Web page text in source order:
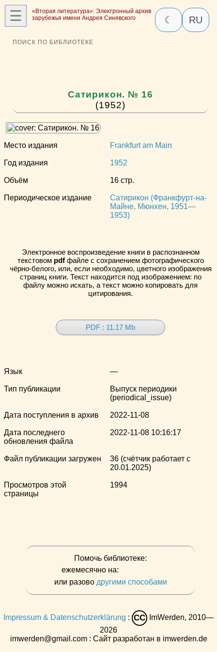
☰
«Вторая литература»: Электронный архив
зарубежья имени Андрея Синявского
☾ RU
ПОИСК ПО БИБЛИОТЕКЕ
Сатирикон. № 16
(1952)
Место издания Frankfurt am Main
Год издания 1952
Объём 16 стр.
Периодическое издание
Сатирикон (Франкфурт-на-
Майне, Мюнхен, 1951—
1953)
Электронное воспроизведение книги в распознанном
текстовом pdfфайле с сохранением фотографического
чёрно-белого, или, если необходимо, цветного изображения
страниц книги. Текст находится под изображением: по
файлу можно искать, а текст можно копировать для
цитирования.
PDF : 11.17 Mb
Язык —
Тип публикации
Выпуск периодики
(periodical_issue)
Дата поступления в архив 2022-11-08
Дата последнего
обновления файла
2022-11-08 10:16:17
Файл публикации загружен
36 (счётчик работает с
20.01.2025)
Просмотров этой
страницы
1994
Помочь библиотеке:
ежемесячно на:
или разово другими способами
Impressum & Datenschutzerklärung : CC
ImWerden, 2010—
2026
imwerden@gmail.com : Сайт разработан в imwerden.de